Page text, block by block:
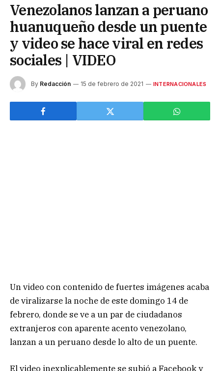
Venezolanos lanzan a peruano
huanuqueño desde un puente
y video se hace viral en redes
sociales | VIDEO
By Redacción 15 de febrero de 2021 INTERNACIONALES
Un video con contenido de fuertes imágenes acaba
de viralizarse la noche de este domingo 14 de
febrero, donde se ve a un par de ciudadanos
extranjeros con aparente acento venezolano,
lanzan a un peruano desde lo alto de un puente.
El video inexplicablemente se subió a Facebook y